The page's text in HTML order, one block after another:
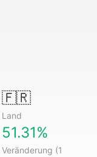
🇫🇷
Land
51.31%
Veränderung (1